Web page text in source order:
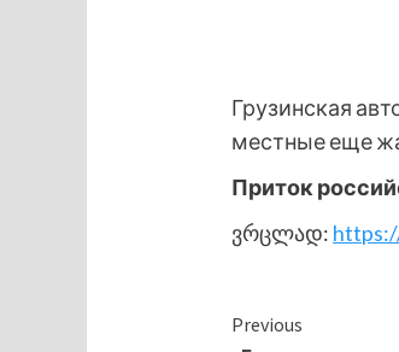
Грузинская
местные еще
Приток
ვრცლად:
Continue
Previous